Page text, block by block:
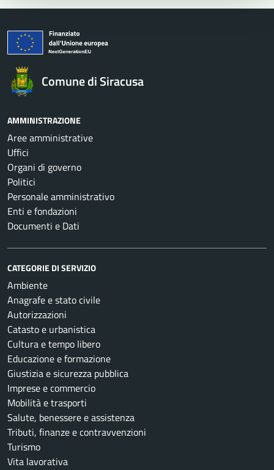
Comune di Siracusa
AMMINISTRAZIONE
Aree amministrative
Uffici
Organi di governo
Politici
Personale amministrativo
Enti e fondazioni
Documenti e Dati
CATEGORIE DI SERVIZIO
Ambiente
Anagrafe e stato civile
Autorizzazioni
Catasto e urbanistica
Cultura e tempo libero
Educazione e formazione
Giustizia e sicurezza pubblica
Imprese e commercio
Mobilità e trasporti
Salute, benessere e assistenza
Tributi, finanze e contravvenzioni
Turismo
Vita lavorativa